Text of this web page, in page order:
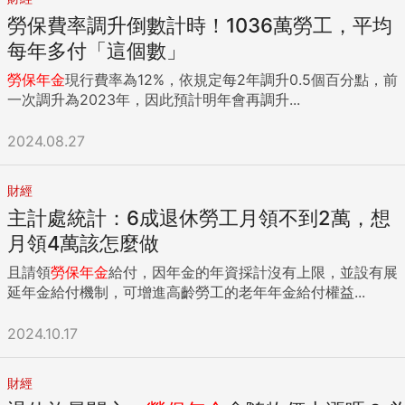
勞保費率調升倒數計時！1036萬勞工，平均
每年多付「這個數」
勞保年金現行費率為12%，依規定每2年調升0.5個百分點，前
一次調升為2023年，因此預計明年會再調升...
2024.08.27
財經
主計處統計：6成退休勞工月領不到2萬，想
月領4萬該怎麼做
且請領勞保年金給付，因年金的年資採計沒有上限，並設有展
延年金給付機制，可增進高齡勞工的老年年金給付權益...
2024.10.17
財經